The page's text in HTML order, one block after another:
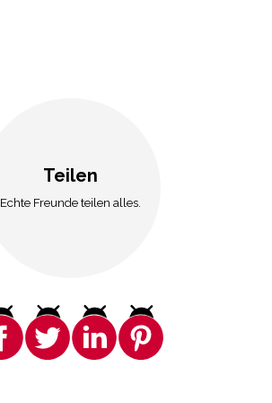
Teilen
Echte Freunde teilen alles.